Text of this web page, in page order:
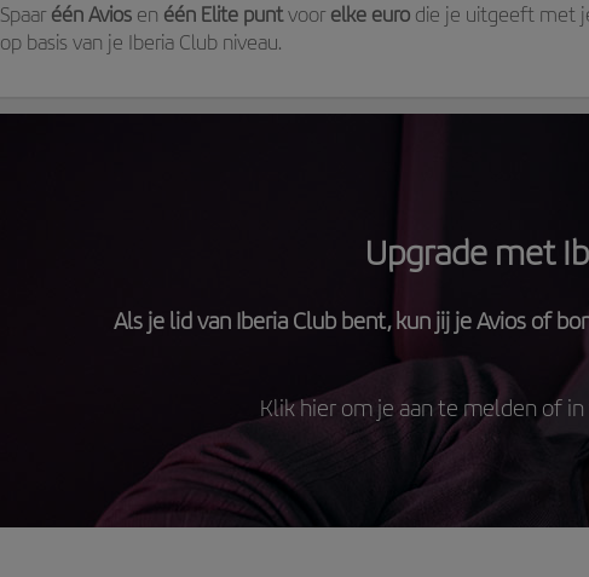
Spaar één Aviosen één Elite puntvoor elke eurodie je uitgeeft met
op basis van je Iberia Club niveau.
Upgrade met
Als je lid van Iberia Club bent, kun jij je Avios of
Klik hier om je aan te melden of